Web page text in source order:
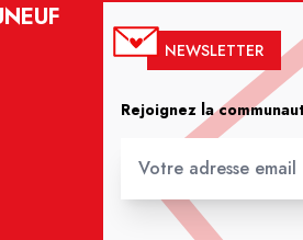
NEWSLETTER
Rejoignez la